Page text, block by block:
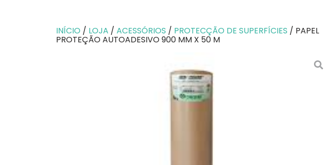
INÍCIO / LOJA / ACESSÓRIOS / PROTECÇÃO DE SUPERFÍCIES / PAPEL
PROTEÇÃO AUTOADESIVO 900 MM X 50 M